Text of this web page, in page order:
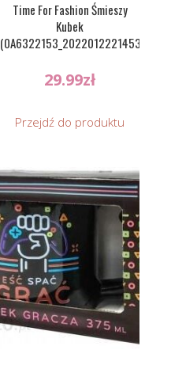
Time For Fashion Śmieszy
Kubek
(0A6322153_20220122214534)
29.99zł
Przejdź do produktu